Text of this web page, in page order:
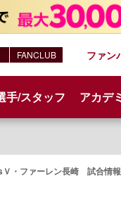
手/スタッフ アカデ
ファン
FANCLUB
・ファーレン長崎 試合情報